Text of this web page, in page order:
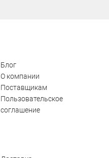
Блог
О компании
Поставщикам
Пользовательское
соглашение